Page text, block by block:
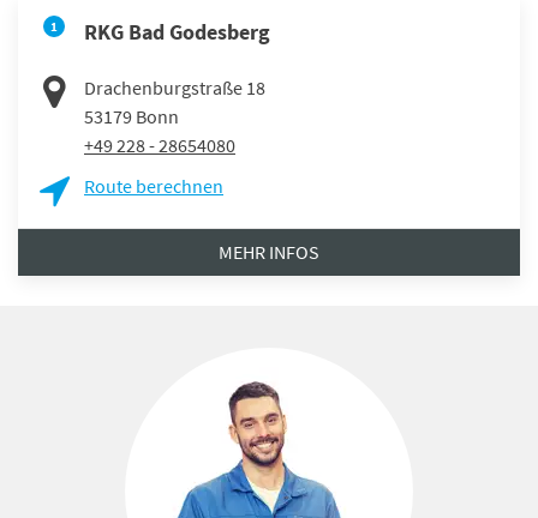
1 RKG Bad Godesberg
Drachenburgstraße 18
53179 Bonn
+49 228 - 28654080
Route berechnen
MEHR INFOS